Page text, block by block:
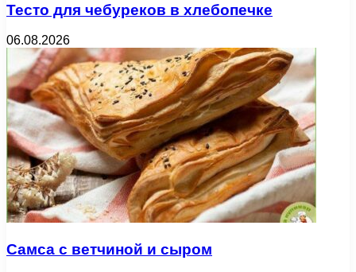
Тесто для чебуреков в хлебопечке
06.08.2026
Самса с ветчиной и сыром